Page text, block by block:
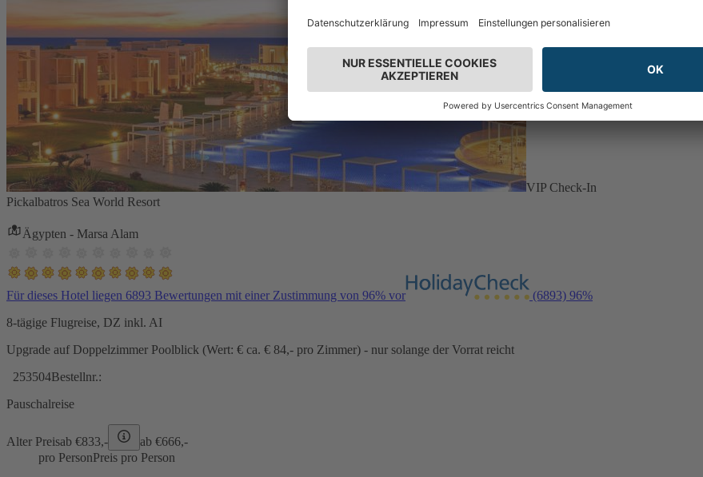
VIP Check-In
Pickalbatros Sea World Resort
Ägypten - Marsa Alam
Für dieses Hotel liegen 6893 Bewertungen mit einer Zustimmung von 96% vor (6893) 96%
8-tägige Flugreise, DZ inkl. AI
Upgrade auf Doppelzimmer Poolblick (Wert: € ca. € 84,- pro Zimmer) - nur solange der Vorrat reicht
253504Bestellnr.:
Pauschalreise
Alter Preisab €833,- ab €666,-
pro PersonPreis pro Person